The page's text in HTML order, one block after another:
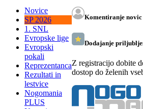
Novice
SP 2026
1. SNL
Evropske lige
Evropski
pokali
Reprezentanca
Rezultati in
lestvice
Nogomania
PLUS
Komentiranje novic
Dodajanje
Z registracijo dobite
dostop do želenih